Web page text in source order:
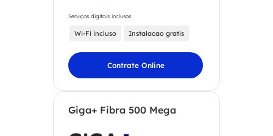
Serviços digitais inclusos
Wi-Fi incluso Instalacao gratis
Contrate Online
Giga+ Fibra 500 Mega